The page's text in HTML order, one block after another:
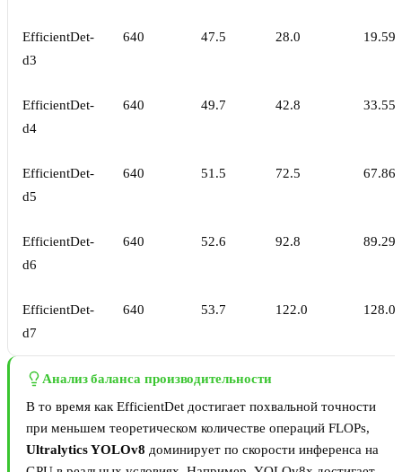
EfficientDet-
d3
640 47.5 28.0 19.59
EfficientDet-
d4
640 49.7 42.8 33.55
EfficientDet-
d5
640 51.5 72.5 67.86
EfficientDet-
d6
640 52.6 92.8 89.29
EfficientDet-
d7
640 53.7 122.0 128.07
Анализ баланса производительности
В то время как EfficientDet достигает похвальной точности
при меньшем теоретическом количестве операций FLOPs,
Ultralytics YOLOv8 доминирует по скорости инференса на